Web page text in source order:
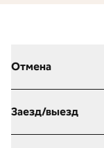
Отмена
Заезд/выезд